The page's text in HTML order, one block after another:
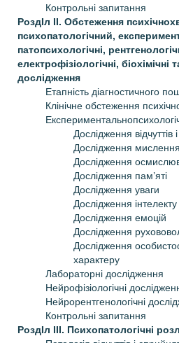
Контрольні запитання
РоздIл II. Обстеження
психопатологічний,
патопсихологічні,
електрофізіологічні, біохімічні
дослідження
Етапність діагностичного
Клінічне обстеження
Дослідження відчуттів
Дослідження мислення
Дослідження
Дослідження пам’яті
Дослідження уваги
Дослідження інтелекту
Дослідження емоцій
Дослідження
Дослідження
характеру
Лабораторні дослідження
Нейрофізіологічні
Нейрорентгенологічні
Контрольні запитання
РоздIл III. Психопатологічні